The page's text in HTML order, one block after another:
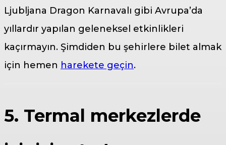
Ljubljana Dragon Karnavalı gibi Avrupa’da
yıllardır yapılan geleneksel etkinlikleri
kaçırmayın. Şimdiden bu şehirlere bilet almak
için hemen harekete geçin.
5. Termal merkezlerde